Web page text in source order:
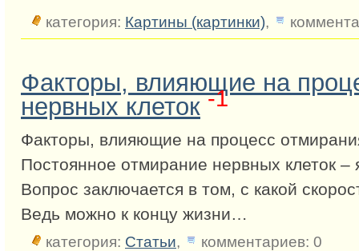
категория: Картины (картинки),
Факторы, влияющие на
нервных клеток -1
Факторы, влияющие на процесс
Постоянное отмирание нервных клеток –
Вопрос заключается в том, с какой
Ведь можно к концу жизни…
категория: Статьи, комментариев: 0